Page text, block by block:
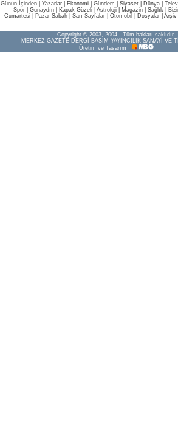
Günün İçinden Yazarlar Ekonomi Gündem Siyaset Dünya |
Spor
Günaydın Kapak Güzeli Astroloji Magazin Sağlık
Cumartesi
Pazar Sabah Sarı Sayfalar Otomobil Dosyalar Arşiv
Copyright © 2003, 2004 - Tüm hakları saklıdır.
MERKEZ GAZETE DERGİ BASIM YAYINCILIK SANAYİ VE
Üretim ve Tasarım